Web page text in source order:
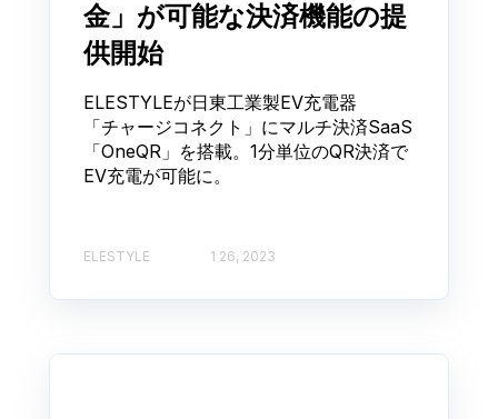
金」が可能な決済機能の提
供開始
ELESTYLEが日東工業製EV充電器
「チャージコネクト」にマルチ決済SaaS
「OneQR」を搭載。1分単位のQR決済で
EV充電が可能に。
ELESTYLE 1 26, 2023